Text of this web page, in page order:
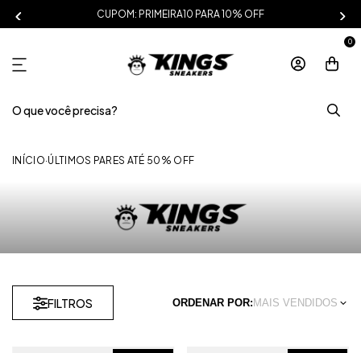
CUPOM: PRIMEIRA10 PARA 10% OFF
0
INÍCIO·ÚLTIMOS PARES ATÉ 50% OFF
FILTROS ORDENAR POR: MAIS VENDIDOS